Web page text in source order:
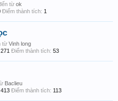
từ ok
Điểm thành tích: 1
từ Vinh long
271 Điểm thành tích: 53
Baclieu
413 Điểm thành tích: 113